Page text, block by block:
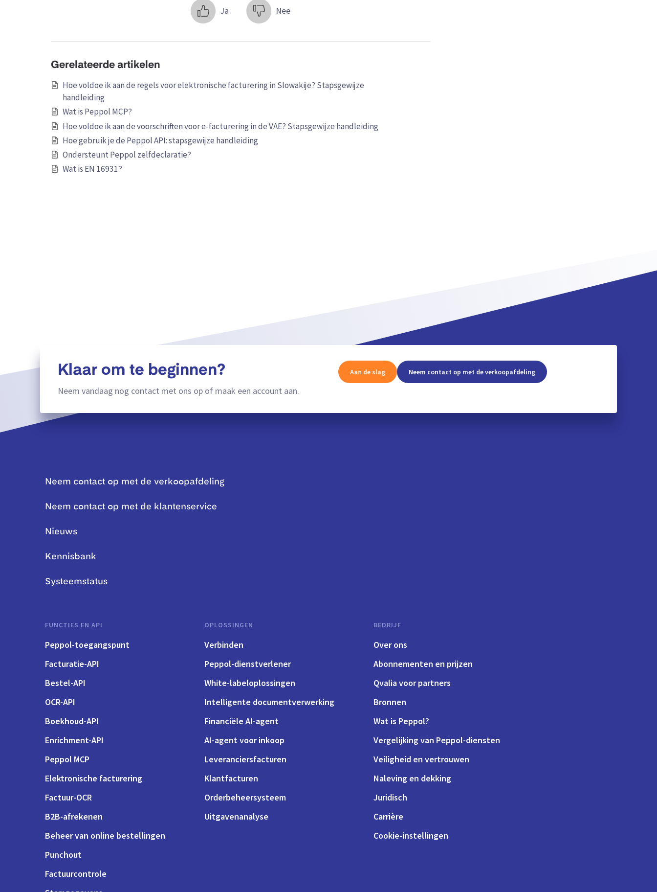
Ja Nee
Gerelateerde artikelen
Hoe voldoe ik aan de regels voor elektronische facturering in Slowakije? Stapsgewijze
handleiding
Wat is Peppol MCP?
Hoe voldoe ik aan de voorschriften voor e-facturering in de VAE? Stapsgewijze handleiding
Hoe gebruik je de Peppol API: stapsgewijze handleiding
Ondersteunt Peppol zelfdeclaratie?
Wat is EN 16931?
Klaar om te beginnen?
Neem vandaag nog contact met ons op of maak een account aan.
Aan de slag Neem contact op met de verkoopafdeling
Neem contact op met de verkoopafdeling
Neem contact op met de klantenservice
Nieuws
Kennisbank
Systeemstatus
FUNCTIES EN API
Peppol-toegangspunt
Facturatie-API
Bestel-API
OCR-API
Boekhoud-API
Enrichment-API
Peppol MCP
Elektronische facturering
Factuur-OCR
B2B-afrekenen
Beheer van online bestellingen
Punchout
Factuurcontrole
OPLOSSINGEN
Verbinden
Peppol-dienstverlener
White-labeloplossingen
Intelligente documentverwerking
Financiële AI-agent
AI-agent voor inkoop
Leveranciersfacturen
Klantfacturen
Orderbeheersysteem
Uitgavenanalyse
BEDRIJF
Over ons
Abonnementen en prijzen
Qvalia voor partners
Bronnen
Wat is Peppol?
Vergelijking van Peppol-diensten
Veiligheid en vertrouwen
Naleving en dekking
Juridisch
Carrière
Cookie-instellingen